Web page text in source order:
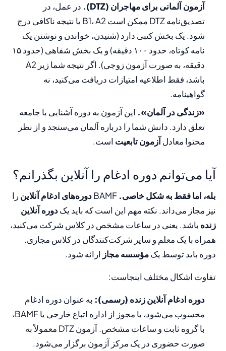
آزمون آلمانی برای مهاجران (DTZ).
در عمل، در
تصدیق‌نامه DTZ ممکن است B1، A2 یا نتیجه ناکافی درج
شود. یک بخش کتبی دارد (شنیدن، خواندن و نوشتن یک
نامه کوتاه، حدود ۱۰۰ دقیقه) و یک بخش شفاهی (حدود ۱۵
دقیقه، به صورت آزمون زوجی). اگر نتیجه شما زیر A2
باشد، فقط اطلاعیه امتیازات دریافت می‌کنید، نه
گواهینامه.
«زندگی در آلمان». این آزمون به دوره آشنایی با جامعه
تعلق دارد. دانش شما را درباره آلمان می‌سنجد و از نظر
محتوا معادلآزمون تابعیت است.
آیا می‌توانم دوره ادغام را آنلاین بگذرانم؟
بله، اما فقط به شکل خاصی. دوره‌های ادغام آنلاینرا
نیز مجاز می‌داند. نکته مهم این است که باید یکدوره آنلاین
زنده باشد. یعنی در ساعات مشخص در کلاس شرکت می‌کنید،
همراه با یک معلم و سایر شرکت‌کنندگان در کلاس مجازی.
دوره باید توسط یکمؤسسه مجاز ارائه شود.
تفاوت اشکال مختلف اینجاست:
دوره ادغام آنلاین زنده (رسمی): به عنوان دوره ادغام
محسوب می‌شود، با مجوز از اداره اتباع خارجی یا BAMF،
با گروه ثابت و ساعات مشخص. آزمون DTZ معمولاً به
صورت حضوری در یک مرکز آزمون برگزار می‌شود.